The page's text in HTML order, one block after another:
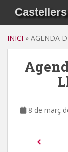
i
INICI » AGENDA
8 de març